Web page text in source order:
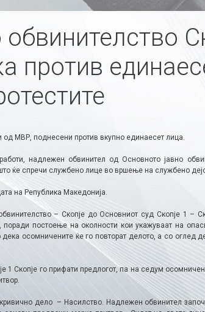
против
од МВР, поднесени против вкупно единаесет лица.
надлежен обвинител од Основното јавно
ќе спречи службено лице во вршење на службено
на Република Македонија.
– Скопје до Основниот суд Скопје 1 –
постоење на околности кои укажуваат на
осомничените ќе го повторат делото, а со оглед
1 Скопје го прифати предлогот, па на седум
дело – Насилство. Надлежен обвинител